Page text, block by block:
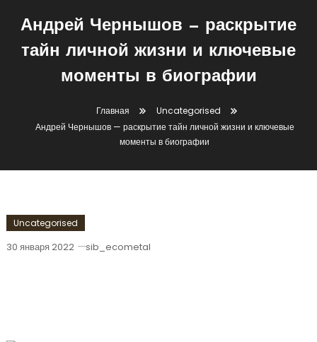
Андрей Чернышов — раскрытие
тайн личной жизни и ключевые
моменты в биографии
Главная
Uncategorised
Андрей Чернышов — раскрытие тайн личной жизни и ключевые
моменты в биографии
Uncategorised
30 января 2022 sib_ecometal